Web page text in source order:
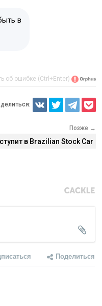
в
об ошибке (Ctrl+Enter)
Позже →
в Brazilian Stock Car
Поделиться